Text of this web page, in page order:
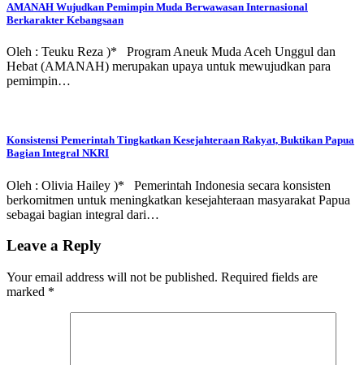
AMANAH Wujudkan Pemimpin Muda Berwawasan Internasional
Berkarakter Kebangsaan
Oleh : Teuku Reza )* Program Aneuk Muda Aceh Unggul dan
Hebat (AMANAH) merupakan upaya untuk mewujudkan para
pemimpin…
Konsistensi Pemerintah Tingkatkan Kesejahteraan Rakyat, Buktikan Papua
Bagian Integral NKRI
Oleh : Olivia Hailey )* Pemerintah Indonesia secara konsisten
berkomitmen untuk meningkatkan kesejahteraan masyarakat Papua
sebagai bagian integral dari…
Leave a Reply
Your email address will not be published. Required fields are
marked *